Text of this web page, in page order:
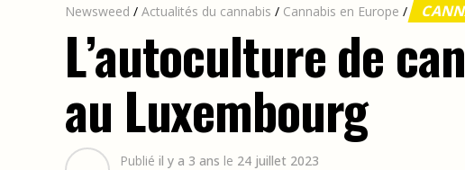
Newsweed / Actualités du cannabis / Cannabis en Europe /
L’autoculture de
au Luxembourg
Publié il y a 3 ans le 24 juillet 2023